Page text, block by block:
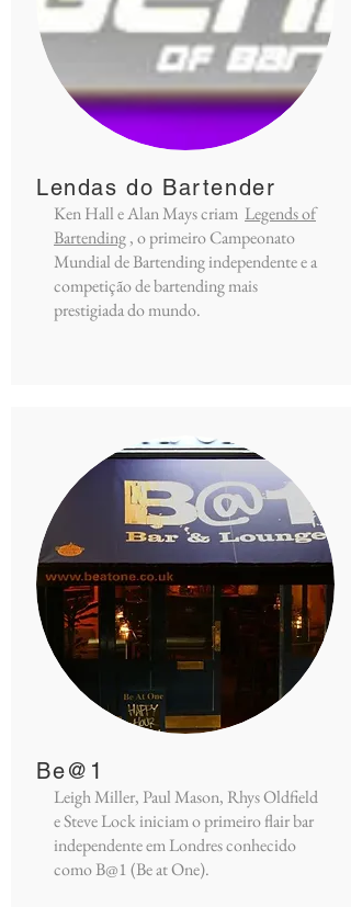
Lendas do Bartender
Ken Hall e Alan Mays criam Legends of
Bartending, o primeiro Campeonato
Mundial de Bartending independente e a
competição de bartending mais
prestigiada do mundo.
Be@1
Leigh Miller, Paul Mason, Rhys Oldfield
e Steve Lock iniciam o primeiro flair bar
independente em Londres conhecido
como B@1 (Be at One).